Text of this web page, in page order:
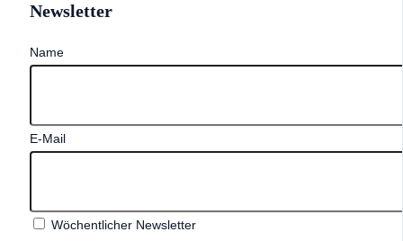
Newsletter
Name
E-Mail
Wöchentlicher Newsletter